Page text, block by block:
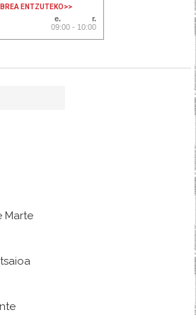
ENTZUTEKO>>
09:00 - 10:00
Marte